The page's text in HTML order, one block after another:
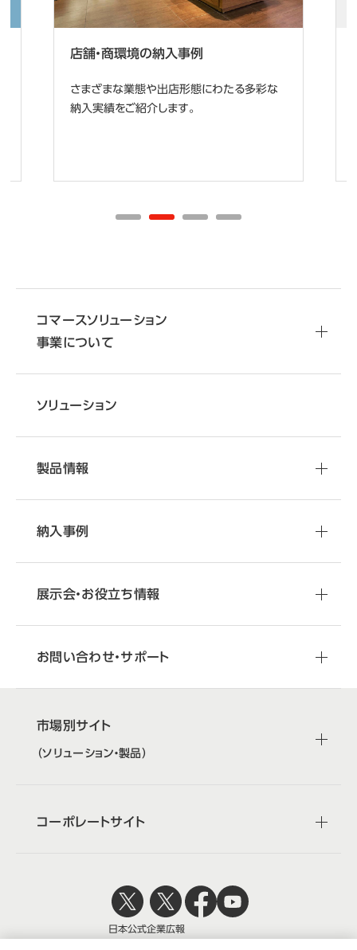
店舗・商環境の納入事例
さまざまな業態や出店形態にわたる多彩な
納入実績をご紹介します。
コマースソリューション
事業について
ソリューション
製品情報
納入事例
展示会・お役立ち情報
お問い合わせ・サポート
市場別サイト
（ソリューション・製品）
コーポレートサイト
日本公式企業広報